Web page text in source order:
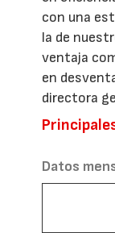
con una
la de
ventaja
en
directora
Datos